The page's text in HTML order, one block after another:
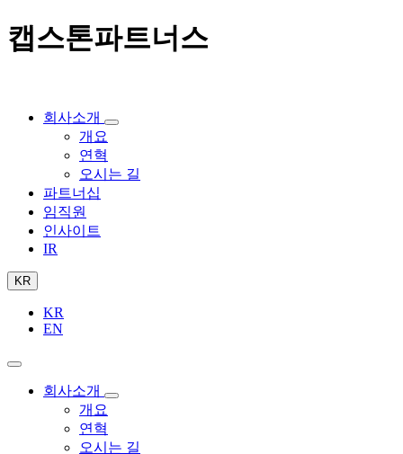
캡스톤파트너스
회사소개
개요
연혁
오시는 길
파트너십
임직원
인사이트
IR
KR
KR
EN
회사소개
개요
연혁
오시는 길